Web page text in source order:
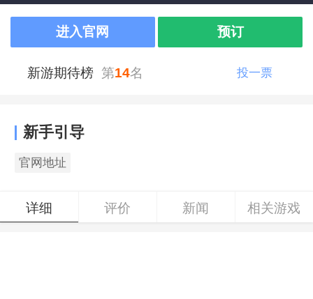
进入官网 预订
投一票
新游期待榜 第14名
新手引导
官网地址
详细 评价 新闻 相关游戏